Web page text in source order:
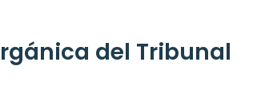
del Tribunal